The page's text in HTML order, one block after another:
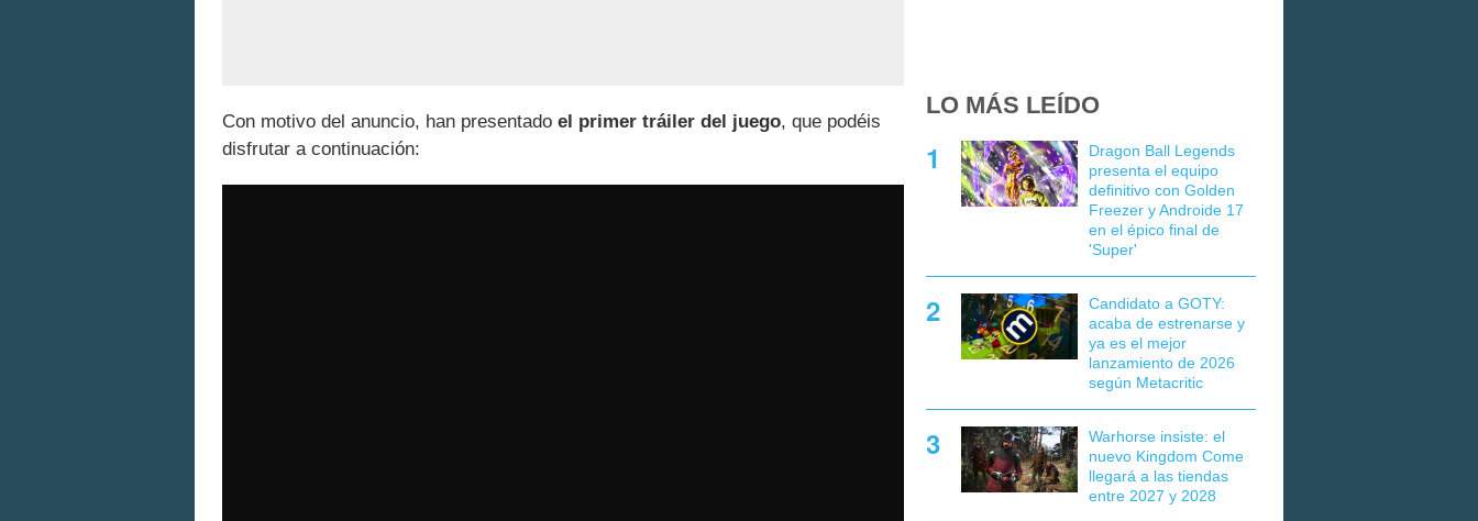
Con motivo del anuncio, han presentado el primer tráiler del juego, que podéis
disfrutar a continuación:
LO MÁS LEÍDO
Dragon Ball Legends
presenta el equipo
definitivo con Golden
Freezer y Androide 17
en el épico final de
'Super'
Candidato a GOTY:
acaba de estrenarse y
ya es el mejor
lanzamiento de 2026
según Metacritic
Warhorse insiste: el
nuevo Kingdom Come
llegará a las tiendas
entre 2027 y 2028